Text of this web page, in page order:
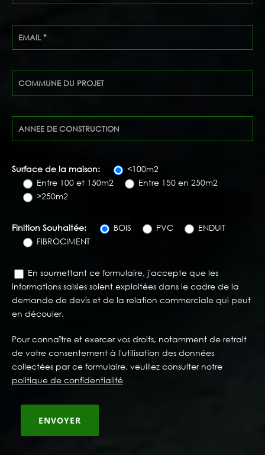
Surface de la maison:
<100m2
Entre 100 et 150m2
Entre 150 en 250m2
>250m2
Finition Souhaitée: BOIS PVC
ENDUIT
FIBROCIMENT
En soumettant ce formulaire, j'accepte que les
informations saisies soient exploitées dans le cadre de la
demande de devis et de la relation commerciale qui peut
en découler.
Pour connaître et exercer vos droits, notamment de retrait
de votre consentement à l'utilisation des données
collectées par ce formulaire, veuillez consulter notre
politique de confidentialité